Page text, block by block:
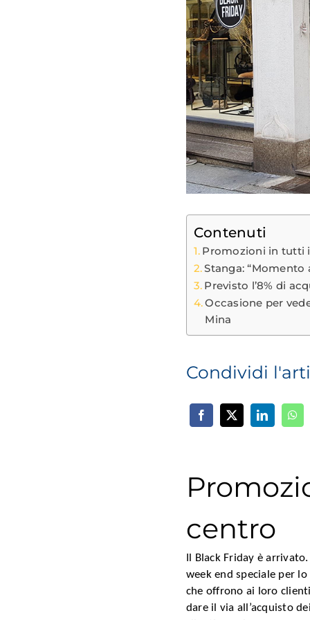
Contenuti
Promozioni in tutti
Stanga:
Previsto l’8% di
Occasione per
Mina
Condividi
centro
Il Black Friday è
week end speciale per
che offrono ai loro
dare il via all’acquisto